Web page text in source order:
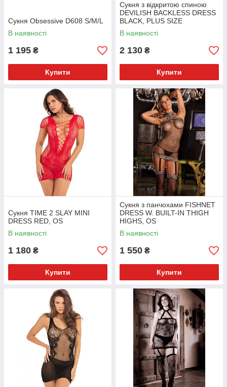
Сукня Obsessive D608 S/M/L
В наявності
1 195 ₴
Купити
Сукня з відкритою спиною
DEVILISH BACKLESS DRESS
BLACK, PLUS SIZE
В наявності
2 130 ₴
Купити
Сукня TIME 2 SLAY MINI
DRESS RED, OS
В наявності
1 180 ₴
Купити
Сукня з панчохами FISHNET
DRESS W. BUILT-IN THIGH
HIGHS, OS
В наявності
1 550 ₴
Купити